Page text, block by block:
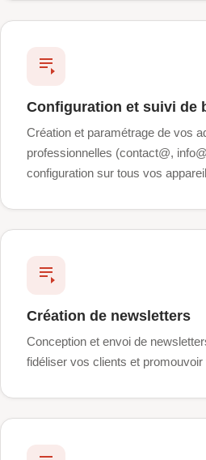
Configuration et suivi de
Création et paramétrage de vos
professionnelles (contact@,
configuration sur tous vos
Création de newsletters
Conception et envoi de
fidéliser vos clients et